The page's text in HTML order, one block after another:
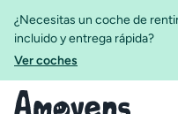
¿Necesitas un coche de
incluido y entrega rápida?
Ver coches